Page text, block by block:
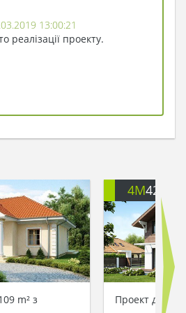
як сімейного центру.
будинку 4M164 - зразок
просторі спальні, ретро-
палітри кольорів і
роблять цей будинок
традицій у сучасному
13:00:21
реалізації проекту.
m² з
4M426
Проект